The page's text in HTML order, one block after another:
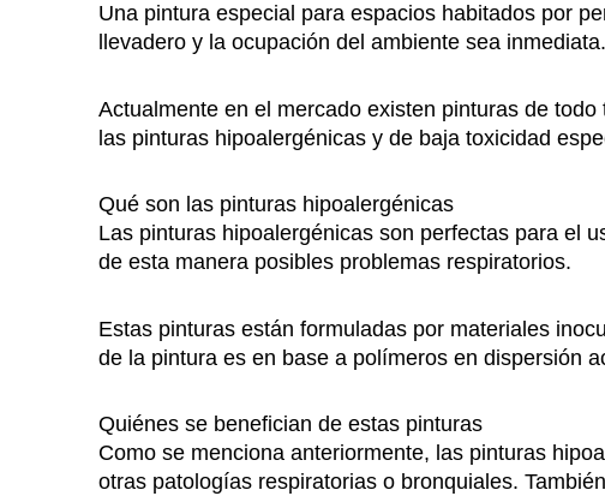
Una pintura especial para espacios habitados por
llevadero y la ocupación del ambiente sea inmediata.
Actualmente en el mercado existen pinturas de
las pinturas hipoalergénicas y de baja toxicidad
Qué son las pinturas hipoalergénicas
Las pinturas hipoalergénicas son perfectas para el
de esta manera posibles problemas respiratorios.
Estas pinturas están formuladas por materiales
de la pintura es en base a polímeros en dispersión
Quiénes se benefician de estas pinturas
Como se menciona anteriormente, las pinturas
otras patologías respiratorias o bronquiales.